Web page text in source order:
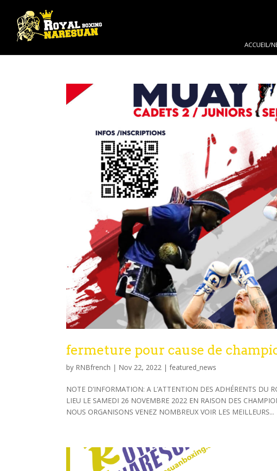
ACCUEIL/
fermeture pour cause de
by RNBfrench | Nov 22, 2022 |featured_news
NOTE D’INFORMATION: A L’ATTENTION DES ADHÉRENTS DU
LIEU LE SAMEDI 26 NOVEMBRE 2022 EN RAISON DES
NOUS ORGANISONS VENEZ NOMBREUX VOIR LES MEILLEURS...